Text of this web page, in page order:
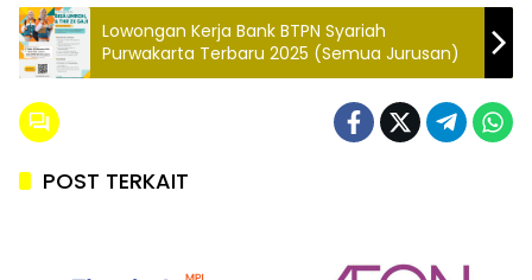
Lowongan Kerja Bank BTPN Syariah
Purwakarta Terbaru 2025 (Semua Jurusan)
POST TERKAIT